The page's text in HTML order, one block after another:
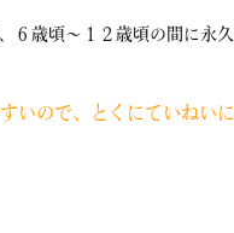
歳頃〜１２歳頃の間に永久
いので、とくにていねいに